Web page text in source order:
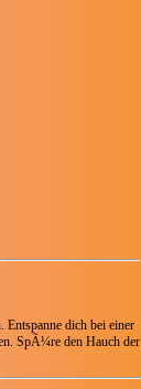
dich bei einer
SpÃ¼re den Hauch der